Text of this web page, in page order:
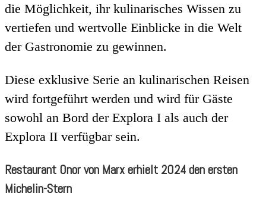
die Möglichkeit, ihr kulinarisches Wissen zu
vertiefen und wertvolle Einblicke in die Welt
der Gastronomie zu gewinnen.
Diese exklusive Serie an kulinarischen Reisen
wird fortgeführt werden und wird für Gäste
sowohl an Bord der Explora I als auch der
Explora II verfügbar sein.
Restaurant Onor von Marx erhielt 2024 den ersten
Michelin-Stern